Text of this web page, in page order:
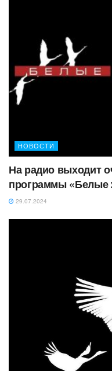
НОВОСТИ
На радио выходит
программы «Белые
29.07.2024